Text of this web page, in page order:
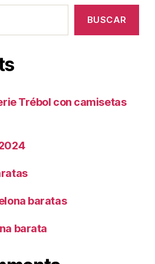
BUSCAR
Trébol con camisetas
baratas
barata